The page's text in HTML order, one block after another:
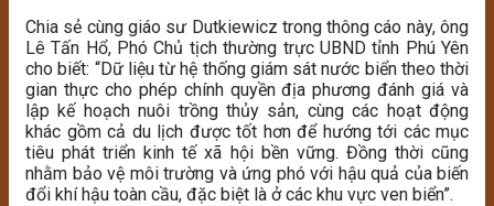
Chia sẻ cùng giáo sư Dutkiewicz trong thông cáo này, ông
Lê Tấn Hổ, Phó Chủ tịch thường trực UBND tỉnh Phú Yên
cho biết: “Dữ liệu từ hệ thống giám sát nước biển theo thời
gian thực cho phép chính quyền địa phương đánh giá và
lập kế hoạch nuôi trồng thủy sản, cùng các hoạt động
khác gồm cả du lịch được tốt hơn để hướng tới các mục
tiêu phát triển kinh tế xã hội bền vững. Đồng thời cũng
nhằm bảo vệ môi trường và ứng phó với hậu quả của biến
đổi khí hậu toàn cầu, đặc biệt là ở các khu vực ven biển”.